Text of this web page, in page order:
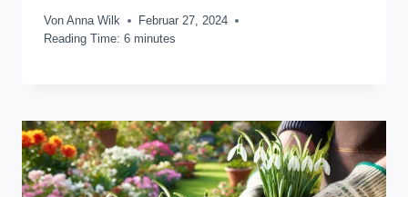
Von Anna Wilk
Februar 27, 2024
Reading Time: 6 minutes